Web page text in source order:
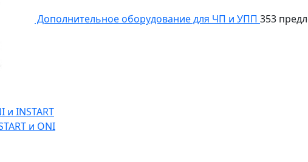
Дополнительное оборудование для ЧП и УПП 353
INSTART
и ONI